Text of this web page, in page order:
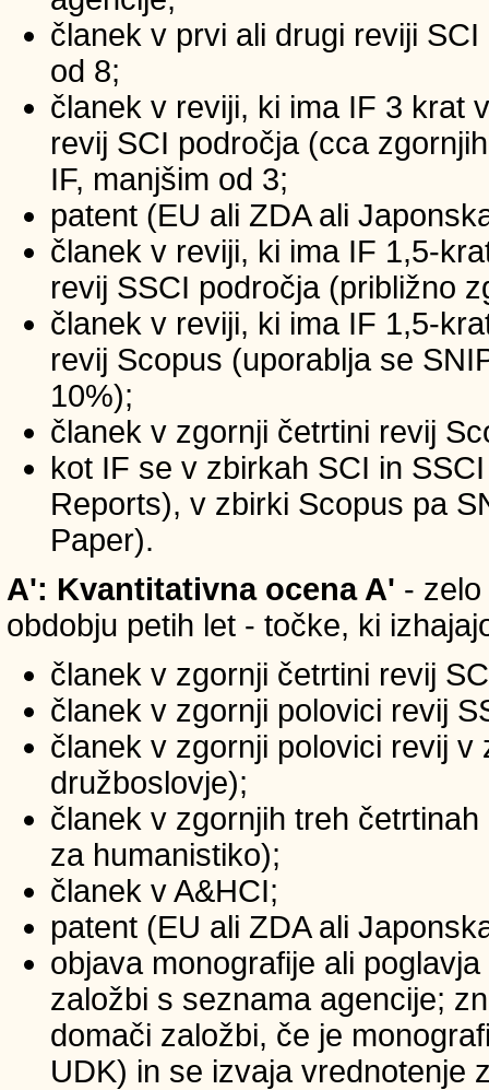
članek v prvi ali drugi reviji
od 8;
članek v reviji, ki ima IF 3 krat
revij SCI področja (cca
IF, manjšim od 3;
patent (EU ali ZDA ali
članek v reviji, ki ima IF 1,5-
revij SSCI področja (približno
članek v reviji, ki ima IF 1,5-
revij Scopus (uporablja se
10%);
članek v zgornji četrtini revij
kot IF se v zbirkah SCI in
Reports), v zbirki Scopus pa
Paper).
A': Kvantitativna ocena A' -
obdobju petih let - točke, ki
članek v zgornji četrtini revij
članek v zgornji polovici revij
članek v zgornji polovici revij
družboslovje);
članek v zgornjih treh
za humanistiko);
članek v A&HCI;
patent (EU ali ZDA ali
objava monografije ali
založbi s seznama agencije;
domači založbi, če je
UDK) in se izvaja vrednotenje